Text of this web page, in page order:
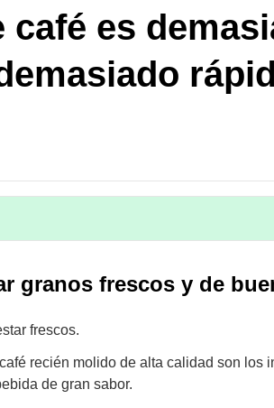
café es
granos frescos y de
frescos.
recién molido de alta calidad son los
de gran sabor.